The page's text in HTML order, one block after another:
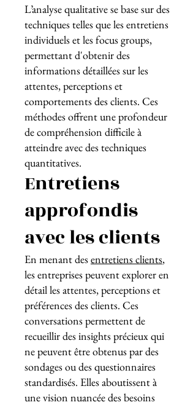
L’analyse qualitative se base sur des
techniques telles que les entretiens
individuels et les focus groups,
permettant d'obtenir des
informations détaillées sur les
attentes, perceptions et
comportements des clients. Ces
méthodes offrent une profondeur
de compréhension difficile à
atteindre avec des techniques
quantitatives.
Entretiens
approfondis
avec les clients
En menant desentretiens clients,
les entreprises peuvent explorer en
détail les attentes, perceptions et
préférences des clients. Ces
conversations permettent de
recueillir des insights précieux qui
ne peuvent être obtenus par des
sondages ou des questionnaires
standardisés. Elles aboutissent à
une vision nuancée des besoins